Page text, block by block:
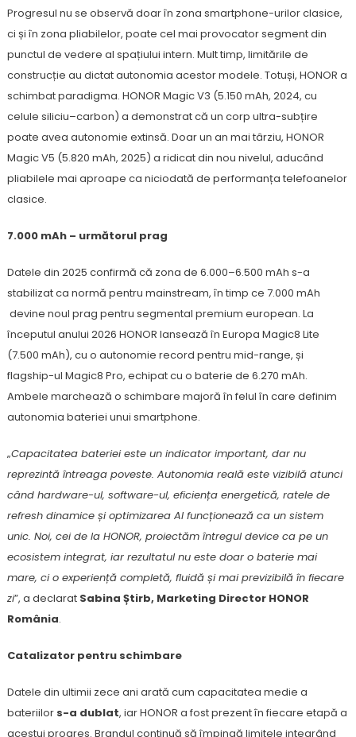
Progresul nu se observă doar în zona smartphone-urilor clasice,
ci și în zona pliabilelor, poate cel mai provocator segment din
punctul de vedere al spațiului intern. Mult timp, limitările de
construcție au dictat autonomia acestor modele. Totuși, HONOR a
schimbat paradigma. HONOR Magic V3 (5.150 mAh, 2024, cu
celule siliciu–carbon) a demonstrat că un corp ultra-subțire
poate avea autonomie extinsă. Doar un an mai târziu, HONOR
Magic V5 (5.820 mAh, 2025) a ridicat din nou nivelul, aducând
pliabilele mai aproape ca niciodată de performanța telefoanelor
clasice.
7.000 mAh – următorul prag
Datele din 2025 confirmă că zona de 6.000–6.500 mAh s-a
stabilizat ca normă pentru mainstream, în timp ce 7.000 mAh
devine noul prag pentru segmental premium european. La
începutul anului 2026 HONOR lansează în Europa Magic8 Lite
(7.500 mAh), cu o autonomie record pentru mid-range, și
flagship-ul Magic8 Pro, echipat cu o baterie de 6.270 mAh.
Ambele marchează o schimbare majoră în felul în care definim
autonomia bateriei unui smartphone.
„Capacitatea bateriei este un indicator important, dar nu
reprezintă întreaga poveste. Autonomia reală este vizibilă atunci
când hardware-ul, software-ul, eficiența energetică, ratele de
refresh dinamice și optimizarea AI funcționează ca un sistem
unic. Noi, cei de la HONOR, proiectăm întregul device ca pe un
ecosistem integrat, iar rezultatul nu este doar o baterie mai
mare, ci o experiență completă, fluidă și mai previzibilă în fiecare
zi”, a declarat Sabina Știrb, Marketing Director HONOR
România.
Catalizator pentru schimbare
Datele din ultimii zece ani arată cum capacitatea medie a
bateriilor s-a dublat, iar HONOR a fost prezent în fiecare etapă a
acestui progres. Brandul continuă să împingă limitele integrând